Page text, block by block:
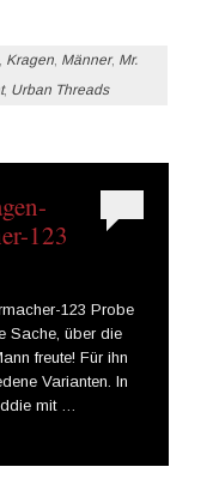
Kragen Männer, Mr.
, Urban Threads
123
123 Probe
Sache, über die
freute! Für ihn
Varianten. In
mit …